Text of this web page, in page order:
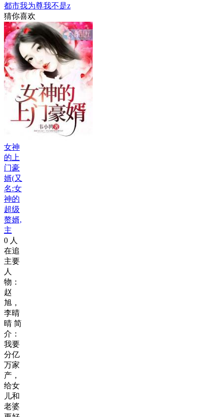
都市我为尊我不是z
猜你喜欢
女神
的上
门豪
婿(又
名:女
神的
超级
赘婿,
主
0 人
在追
主要
人
物：
赵
旭，
李晴
晴 简
介：
我要
分亿
万家
产，
给女
儿和
老婆